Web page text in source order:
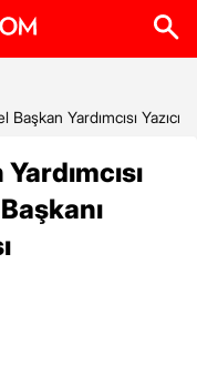
Başkan Yardımcısı